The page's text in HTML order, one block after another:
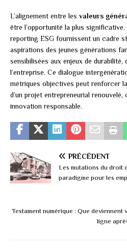
L’alignement entre les valeurs
être l’opportunité la plus
reporting ESG fournissent un cadre
aspirations des jeunes générations
sensibilisées aux enjeux de durabilité,
l’entreprise. Ce dialogue
métriques objectives peut renforcer
d’un projet entrepreneurial
innovation responsable.
PRÉCÉDENT
Les mutations du droit
paradigme pour les
Testament numérique : Que deviennent
ligne